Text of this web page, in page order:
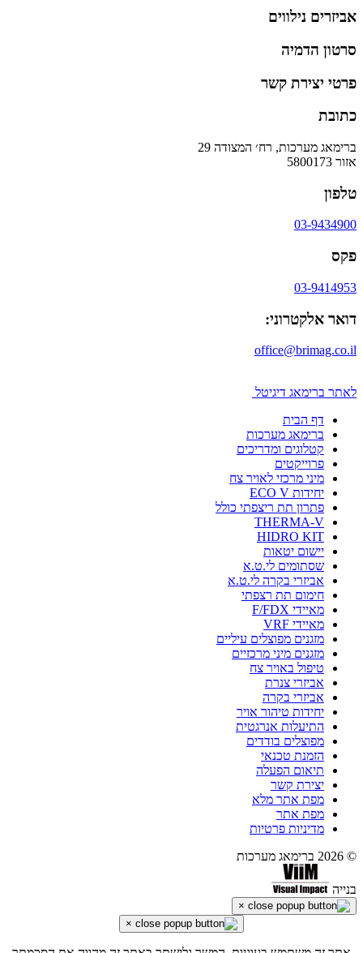
אביזרים נילווים
סרטון הדמיה
פרטי יצירת קשר
כתובת
ברימאג מערכות, רח׳ המצודה 29
אזור 5800173
טלפון
03-9434900
פקס
03-9414953
דואר אלקטרוני:
office@brimag.co.il
לאתר ברימאג דיגיטל
דף הבית
ברימאג מערכות
קטלוגים ומדריכים
פרוייקטים
מיני מרכזי לאויר צח
יחידות ECO V
פתרון תת ריצפתי כולל
THERMA-V
HIDRO KIT
יישום יטאות
שסתומים לי.ט.א
אביזרי בקרה לי.ט.א
חימום תת רצפתי
מאיידי F/FDX
מאיידי VRF
מזגנים מפוצלים עיליים
מזגנים מיני מרכזיים
טיפול באויר צח
אביזרי צנרת
אביזרי בקרה
יחידות טיהור אויר
התיעלות אנרגטית
מפוצלים בודדים
הזמנת טכנאי
תיאום הפעלה
יצירת קשר
מפת אתר מלא
מפת אתר
מדיניות פרטיות
© 2026 ברימאג מערכות
בנייה
×
×